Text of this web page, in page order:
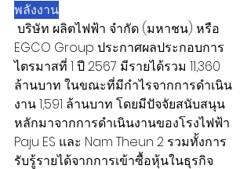
พลังงาน
บริษัท ผลิตไฟฟ้า จำกัด (มหาชน) หรือ
EGCO Group ประกาศผลประกอบการ
ไตรมาสที่ 1 ปี 2567 มีรายได้รวม 11,360
ล้านบาท ในขณะที่มีกำไรจากการดำเนิน
งาน 1,591 ล้านบาท โดยมีปัจจัยสนับสนุน
หลักมาจากการดำเนินงานของโรงไฟฟ้า
Paju ES และ Nam Theun 2 รวมทั้งการ
รับรู้รายได้จากการเข้าซื้อหุ้นในธุรกิจ